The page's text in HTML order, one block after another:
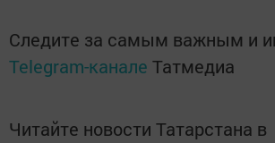
Следите за самым важным и
Telegram-канале Татмедиа
Читайте новости Татарстана в